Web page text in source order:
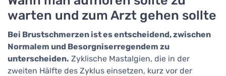
warten und zum Arzt gehen sollte
Bei Brustschmerzen ist es entscheidend, zwischen
Normalem und Besorgniserregendem zu
unterscheiden. Zyklische Mastalgien, die in der
zweiten Hälfte des Zyklus einsetzen, kurz vor der